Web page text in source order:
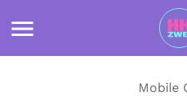
Mobile